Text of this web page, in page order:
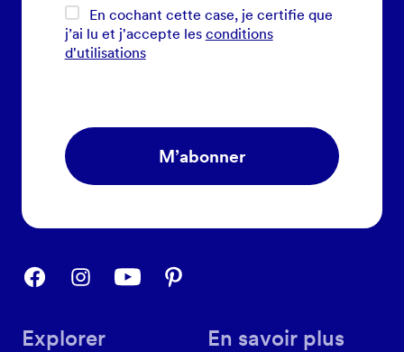
j’ai lu et j'accepte les conditions
d'utilisations
M’abonner
Explorer En savoir plus